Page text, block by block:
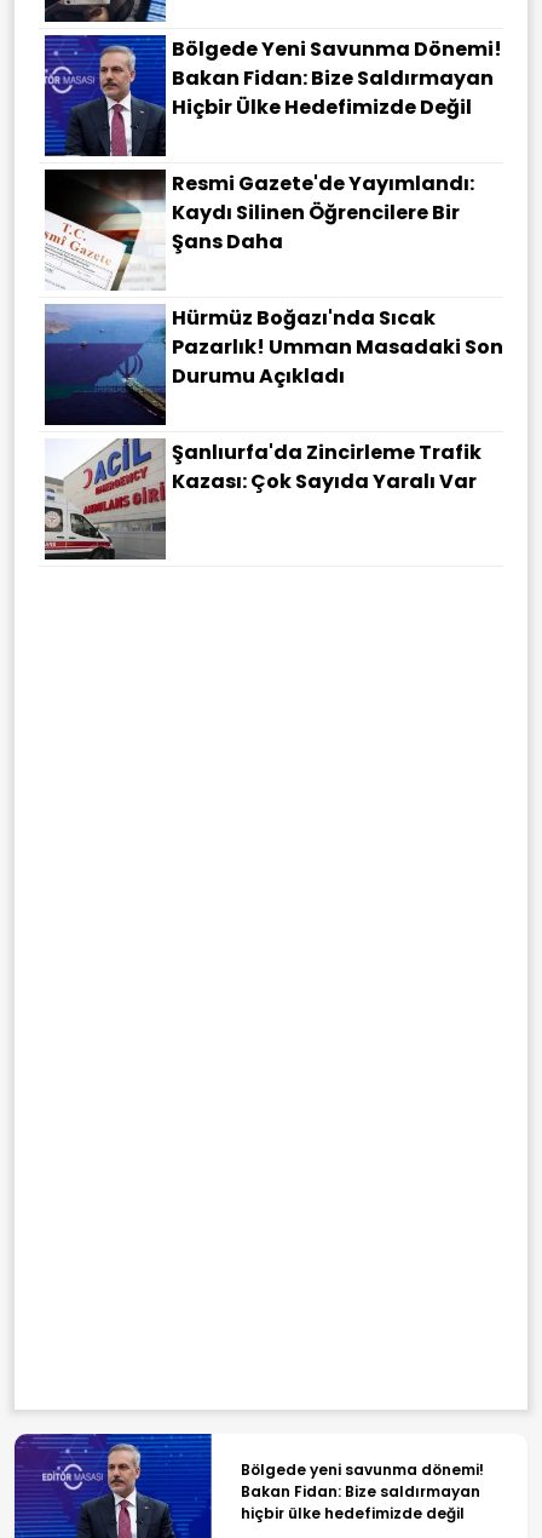
Bölgede Yeni Savunma Dönemi!
Bakan Fidan: Bize Saldırmayan
Hiçbir Ülke Hedefimizde Değil
Resmi Gazete'de Yayımlandı:
Kaydı Silinen Öğrencilere Bir
Şans Daha
Hürmüz Boğazı'nda Sıcak
Pazarlık! Umman Masadaki Son
Durumu Açıkladı
Şanlıurfa'da Zincirleme Trafik
Kazası: Çok Sayıda Yaralı Var
Bölgede yeni savunma dönemi!
Bakan Fidan: Bize saldırmayan
hiçbir ülke hedefimizde değil